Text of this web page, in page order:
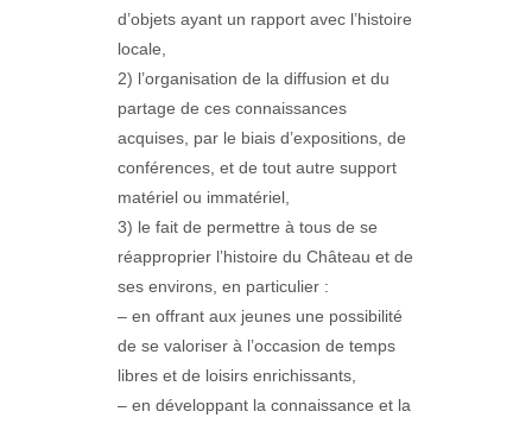
d’objets ayant un rapport avec l’histoire
locale,
2) l’organisation de la diffusion et du
partage de ces connaissances
acquises, par le biais d’expositions, de
conférences, et de tout autre support
matériel ou immatériel,
3) le fait de permettre à tous de se
réapproprier l’histoire du Château et de
ses environs, en particulier :
– en offrant aux jeunes une possibilité
de se valoriser à l’occasion de temps
libres et de loisirs enrichissants,
– en développant la connaissance et la